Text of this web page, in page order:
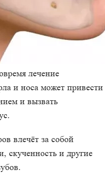
лечение
и носа может привести
и вызвать
влечёт за собой
скученность и другие